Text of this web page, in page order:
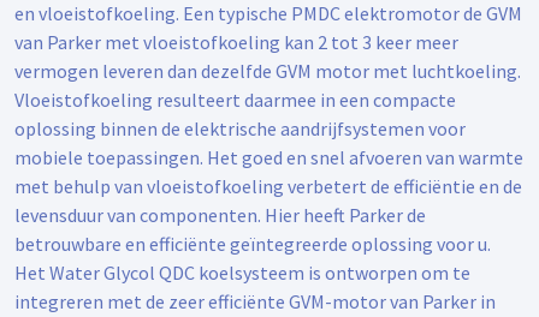
en vloeistofkoeling. Een typische PMDC elektromotor de GVM
van Parker met vloeistofkoeling kan 2 tot 3 keer meer
vermogen leveren dan dezelfde GVM motor met luchtkoeling.
Vloeistofkoeling resulteert daarmee in een compacte
oplossing binnen de elektrische aandrijfsystemen voor
mobiele toepassingen. Het goed en snel afvoeren van warmte
met behulp van vloeistofkoeling verbetert de efficiëntie en de
levensduur van componenten. Hier heeft Parker de
betrouwbare en efficiënte geïntegreerde oplossing voor u.
Het Water Glycol QDC koelsysteem is ontworpen om te
integreren met de zeer efficiënte GVM-motor van Parker in